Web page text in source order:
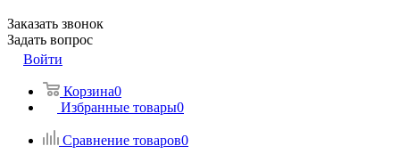
Заказать звонок
Задать вопрос
Войти
Корзина0
Избранные товары0
Сравнение товаров0